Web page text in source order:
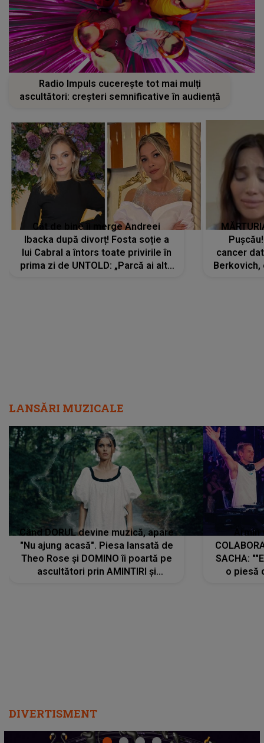
Radio Impuls cucerește tot mai mulți
ascultători: creșteri semnificative în audiență
Cât de bine îi merge Andreei
Ibacka după divorț! Fosta soție a
lui Cabral a întors toate privirile în
prima zi de UNTOLD: „Parcă ai altă
cancer
LANSĂRI MUZICALE
Când DORUL devine muzică, apare
"Nu ajung acasă". Piesa lansată de
Theo Rose și DOMINO îi poartă pe
ascultători prin AMINTIRI și
SACHA:
o piesă
DIVERTISMENT